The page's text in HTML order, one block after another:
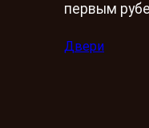
первым
Двери